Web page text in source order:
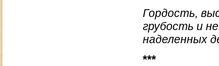
Гордость,
грубость и
наделенных
***